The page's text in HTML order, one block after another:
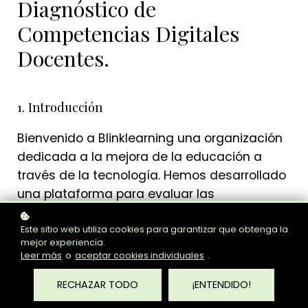
Diagnóstico de
Competencias Digitales
Docentes.
1. Introducción
Bienvenido a Blinklearning una organización
dedicada a la mejora de la educación a
través de la tecnología. Hemos desarrollado
una plataforma para evaluar las
competencias digitales de los docentes, con
el fin de proporcionar a los equipos
directivos de los colegios información
valiosa para la toma de decisiones y la
mejora continua.
Este sitio web utiliza cookies para garantizar que obtenga la
mejor experiencia.
Leer más o aceptar cookies individuales .
RECHAZAR TODO ¡ENTENDIDO!